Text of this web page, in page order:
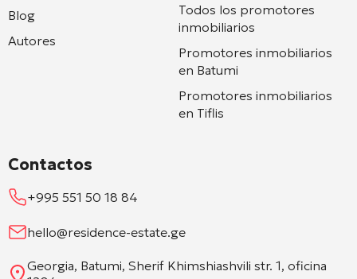
Blog
Autores
Todos los promotores
inmobiliarios
Promotores inmobiliarios
en Batumi
Promotores inmobiliarios
en Tiflis
Contactos
+995 551 50 18 84
hello@residence-estate.ge
Georgia, Batumi, Sherif Khimshiashvili str. 1, oficina